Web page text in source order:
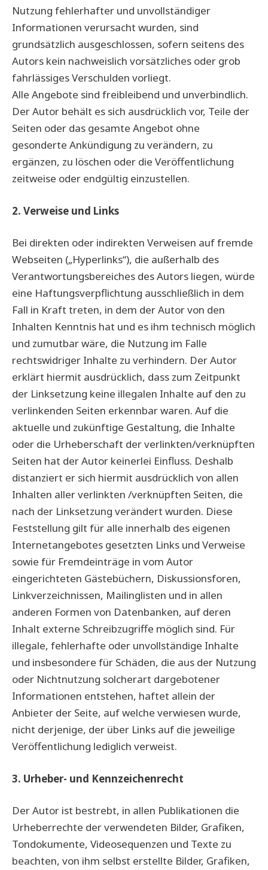
Nutzung fehlerhafter und unvollständiger
Informationen verursacht wurden, sind
grundsätzlich ausgeschlossen, sofern seitens des
Autors kein nachweislich vorsätzliches oder grob
fahrlässiges Verschulden vorliegt.
Alle Angebote sind freibleibend und unverbindlich.
Der Autor behält es sich ausdrücklich vor, Teile der
Seiten oder das gesamte Angebot ohne
gesonderte Ankündigung zu verändern, zu
ergänzen, zu löschen oder die Veröffentlichung
zeitweise oder endgültig einzustellen.
2. Verweise und Links
Bei direkten oder indirekten Verweisen auf fremde
Webseiten („Hyperlinks“), die außerhalb des
Verantwortungsbereiches des Autors liegen, würde
eine Haftungsverpflichtung ausschließlich in dem
Fall in Kraft treten, in dem der Autor von den
Inhalten Kenntnis hat und es ihm technisch möglich
und zumutbar wäre, die Nutzung im Falle
rechtswidriger Inhalte zu verhindern. Der Autor
erklärt hiermit ausdrücklich, dass zum Zeitpunkt
der Linksetzung keine illegalen Inhalte auf den zu
verlinkenden Seiten erkennbar waren. Auf die
aktuelle und zukünftige Gestaltung, die Inhalte
oder die Urheberschaft der verlinkten/verknüpften
Seiten hat der Autor keinerlei Einfluss. Deshalb
distanziert er sich hiermit ausdrücklich von allen
Inhalten aller verlinkten /verknüpften Seiten, die
nach der Linksetzung verändert wurden. Diese
Feststellung gilt für alle innerhalb des eigenen
Internetangebotes gesetzten Links und Verweise
sowie für Fremdeinträge in vom Autor
eingerichteten Gästebüchern, Diskussionsforen,
Linkverzeichnissen, Mailinglisten und in allen
anderen Formen von Datenbanken, auf deren
Inhalt externe Schreibzugriffe möglich sind. Für
illegale, fehlerhafte oder unvollständige Inhalte
und insbesondere für Schäden, die aus der Nutzung
oder Nichtnutzung solcherart dargebotener
Informationen entstehen, haftet allein der
Anbieter der Seite, auf welche verwiesen wurde,
nicht derjenige, der über Links auf die jeweilige
Veröffentlichung lediglich verweist.
3. Urheber- und Kennzeichenrecht
Der Autor ist bestrebt, in allen Publikationen die
Urheberrechte der verwendeten Bilder, Grafiken,
Tondokumente, Videosequenzen und Texte zu
beachten, von ihm selbst erstellte Bilder, Grafiken,